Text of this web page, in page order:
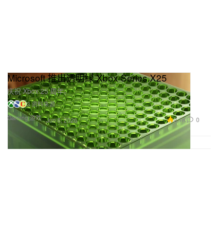
Gaming 游戏
Microsoft 推出透明绿 Xbox Series X25
庆祝 Xbox 25 周年。
3 资料来源
Jun 8, 2026
2.1K 0